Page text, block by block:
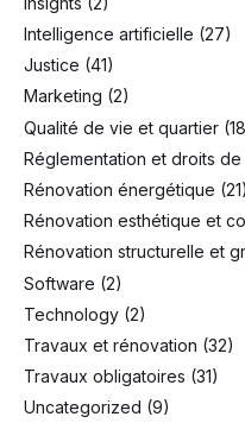
Intelligence artificielle (27)
Justice (41)
Marketing (2)
Qualité de vie et quartier
Réglementation et droits de
Rénovation énergétique (21)
Rénovation esthétique et
Rénovation structurelle et
Software (2)
Technology (2)
Travaux et rénovation (32)
Travaux obligatoires (31)
Uncategorized (9)